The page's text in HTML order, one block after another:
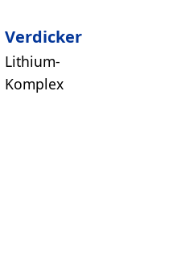
Verdicker
Lithium-
Komplex